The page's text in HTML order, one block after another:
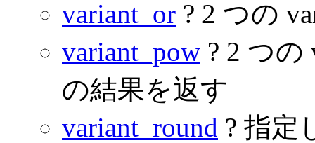
variant_or ? 2 つの
variant_pow ? 2 つ
の結果を返す
variant_round ? 指定